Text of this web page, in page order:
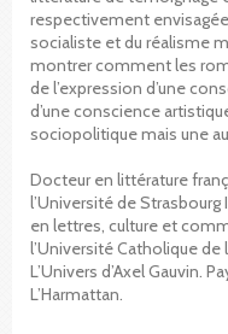
respectivement
socialiste et du réalisme
montrer comment les
de l’expression d’une
d’une conscience
sociopolitique mais une
Docteur en littérature
l’Université de
en lettres, culture et
l’Université Catholique de
L’Univers d’Axel Gauvin.
L’Harmattan.